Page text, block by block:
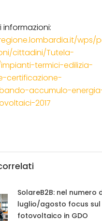
informazioni:
wps/
cittadini/Tutela-
termici-edilizia-
certificazione-
accumulo-
2017
SolareB2B: nel numero
luglio/agosto focus sul
fotovoltaico in GDO